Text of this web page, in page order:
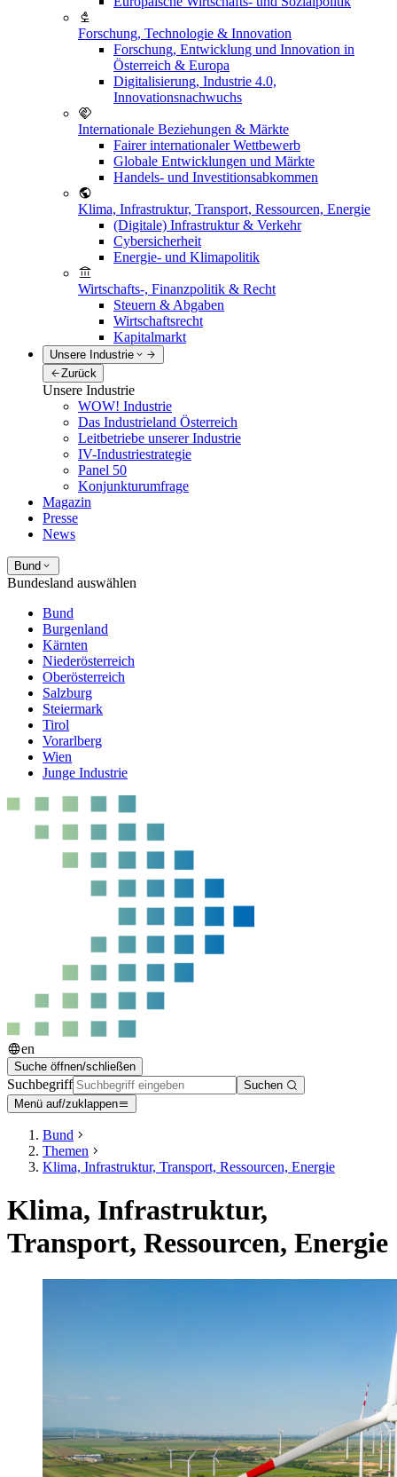
Forschung, Technologie & Innovation
Forschung, Entwicklung und Innovation in
Österreich & Europa
Digitalisierung, Industrie 4.0,
Innovationsnachwuchs
Internationale Beziehungen & Märkte
Fairer internationaler Wettbewerb
Globale Entwicklungen und Märkte
Handels- und Investitionsabkommen
Klima, Infrastruktur, Transport, Ressourcen, Energie
(Digitale) Infrastruktur & Verkehr
Cybersicherheit
Energie- und Klimapolitik
Wirtschafts-, Finanzpolitik & Recht
Steuern & Abgaben
Wirtschaftsrecht
Kapitalmarkt
Unsere Industrie
Zurück
Unsere Industrie
WOW! Industrie
Das Industrieland Österreich
Leitbetriebe unserer Industrie
IV-Industriestrategie
Panel 50
Konjunkturumfrage
Magazin
Presse
News
Bund
Bundesland auswählen
Bund
Burgenland
Kärnten
Niederösterreich
Oberösterreich
Salzburg
Steiermark
Tirol
Vorarlberg
Wien
Junge Industrie
en
Suche öffnen/schließen
Suchbegriff
Suchen
Menü auf/zuklappen
Bund
Themen
Klima, Infrastruktur, Transport, Ressourcen, Energie
Klima, Infrastruktur,
Transport, Ressourcen, Energie